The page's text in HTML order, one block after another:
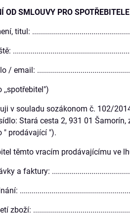
OD SMLOUVY PRO SPOTŘEBITELE
titul:
/ email:
,,spotřebitel")
v souladu sozákonom č. 102/
Stará cesta 2, 931 01
" prodávající ").
těmto vracím prodávajícímu ve
a faktury:
zboží: